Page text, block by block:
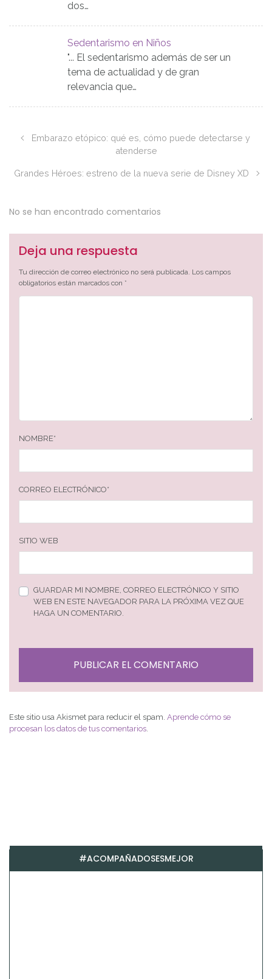
dos…
Sedentarismo en Niños
"... El sedentarismo además de ser un
tema de actualidad y de gran
relevancia que…
Embarazo etópico: qué es, cómo puede detectarse y
atenderse
Grandes Héroes: estreno de la nueva serie de Disney XD
No se han encontrado comentarios
Deja una respuesta
Tu dirección de correo electrónico no será publicada. Los campos
obligatorios están marcados con *
NOMBRE*
CORREO ELECTRÓNICO*
SITIO WEB
GUARDAR MI NOMBRE, CORREO ELECTRÓNICO Y SITIO
WEB EN ESTE NAVEGADOR PARA LA PRÓXIMA VEZ QUE
HAGA UN COMENTARIO.
Este sitio usa Akismet para reducir el spam. Aprende cómo se
procesan los datos de tus comentarios.
#ACOMPAÑADOSESMEJOR